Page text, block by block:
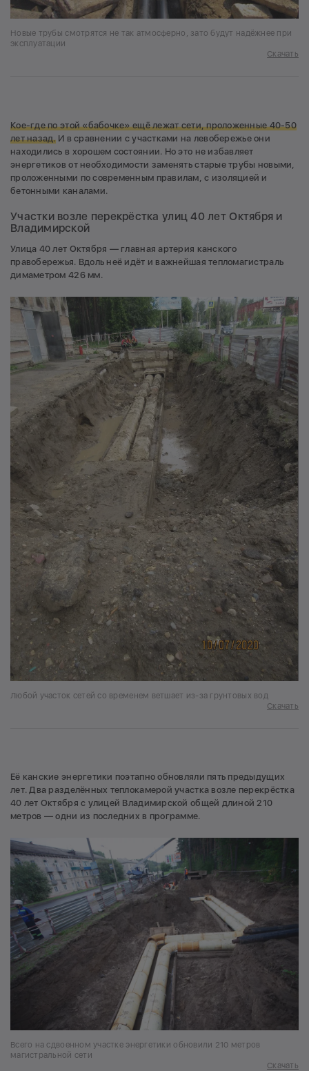
Новые трубы смотрятся не так атмосферно, зато будут надёжнее при
эксплуатации
Скачать
Кое-где по этой «бабочке» ещё лежат сети, проложенные 40-50
лет назад.И в сравнении с участками на левобережье они
находились в хорошем состоянии. Но это не избавляет
энергетиков от необходимости заменять старые трубы новыми,
проложенными по современным правилам, с изоляцией и
бетонными каналами.
Участки возле перекрёстка улиц 40 лет Октября и
Владимирской
Улица 40 лет Октября — главная артерия канского
правобережья. Вдоль неё идёт и важнейшая тепломагистраль
димаметром 426 мм.
Любой участок сетей со временем ветшает из-за грунтовых вод
Скачать
Её канские энергетики поэтапно обновляли пять предыдущих
лет. Два разделённых теплокамерой участка возле перекрёстка
40 лет Октября с улицей Владимирской общей длиной 210
метров — одни из последних в программе.
Всего на сдвоенном участке энергетики обновили 210 метров
магистральной сети
Скачать